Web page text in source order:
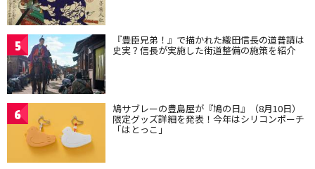
5 『豊臣兄弟！』で描かれた織田信長の道普請は
史実？信長が実施した街道整備の施策を紹介
6 鳩サブレーの豊島屋が『鳩の日』（8月10日）
限定グッズ詳細を発表！今年はシリコンポーチ
「はとっこ」